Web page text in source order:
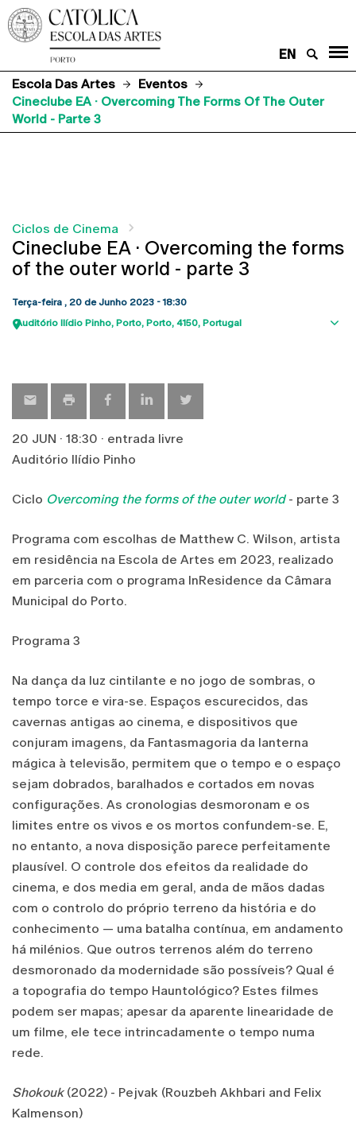
EN
Escola Das Artes
Eventos
Cineclube EA · Overcoming The Forms Of The Outer
World - Parte 3
Ciclos de Cinema
Cineclube EA · Overcoming the forms
of the outer world - parte 3
Terça-feira , 20 de Junho 2023 - 18:30
Auditório Ilídio Pinho Porto Porto 4150 Portugal
20 JUN · 18:30 · entrada livre
Auditório Ilídio Pinho
Ciclo Overcoming the forms of the outer world - parte 3
Programa com escolhas de Matthew C. Wilson, artista
em residência na Escola de Artes em 2023, realizado
em parceria com o programa InResidence da Câmara
Municipal do Porto.
Programa 3
Na dança da luz cintilante e no jogo de sombras, o
tempo torce e vira-se. Espaços escurecidos, das
cavernas antigas ao cinema, e dispositivos que
conjuram imagens, da Fantasmagoria da lanterna
mágica à televisão, permitem que o tempo e o espaço
sejam dobrados, baralhados e cortados em novas
configurações. As cronologias desmoronam e os
limites entre os vivos e os mortos confundem-se. E,
no entanto, a nova disposição parece perfeitamente
plausível. O controle dos efeitos da realidade do
cinema, e dos media em geral, anda de mãos dadas
com o controlo do próprio terreno da história e do
conhecimento — uma batalha contínua, em andamento
há milénios. Que outros terrenos além do terreno
desmoronado da modernidade são possíveis? Qual é
a topografia do tempo Hauntológico? Estes filmes
podem ser mapas; apesar da aparente linearidade de
um filme, ele tece intrincadamente o tempo numa
rede.
Shokouk (2022) - Pejvak (Rouzbeh Akhbari and Felix
Kalmenson)